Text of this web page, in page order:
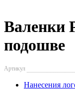
Валенки
подошве
Артикул
Нанесения